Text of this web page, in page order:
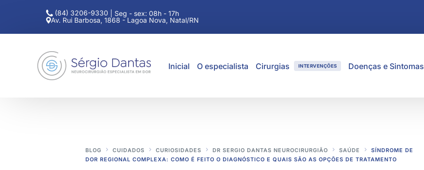
(84) 3206-9330
Seg - sex: 08h - 17h
Av. Rui Barbosa, 1868 - Lagoa Nova, Natal/RN
Inicial O especialista Cirurgias INTERVENÇÕES Doenças e Sintomas
BLOG CUIDADOS CURIOSIDADES DR SERGIO DANTAS NEUROCIRURGIÃO SAÚDE
SÍNDROME DE
DOR REGIONAL COMPLEXA: COMO É FEITO O DIAGNÓSTICO E QUAIS SÃO AS OPÇÕES DE TRATAMENTO